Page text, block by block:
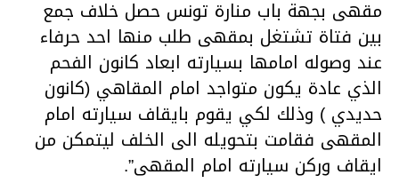
مقهى بجهة باب منارة تونس حصل خلاف جمع
بين فتاة تشتغل بمقهى طلب منها احد حرفاء
عند وصوله امامها بسيارته ابعاد كانون الفحم
الذي عادة يكون متواجد امام المقاهي (كانون
حديدي ) وذلك لكي يقوم بايقاف سيارته امام
المقهى فقامت بتحويله الى الخلف ليتمكن من
ايقاف وركن سيارته امام المقهى”.